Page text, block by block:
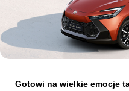
Dla mediów
Kibice
Gotowi na wielkie emocje